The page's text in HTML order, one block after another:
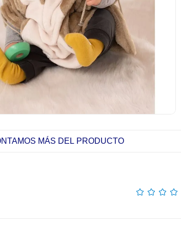
MÁS DEL PRODUCTO
☆ ☆ ☆ ☆